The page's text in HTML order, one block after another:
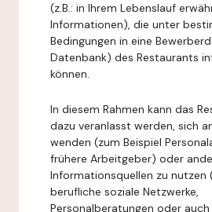
(z.B.: in Ihrem Lebenslauf
Informationen), die unter
Bedingungen in eine
Datenbank) des Restaurants
können.
In diesem Rahmen kann das
dazu veranlasst werden, sich
wenden (zum Beispiel
frühere Arbeitgeber) oder
Informationsquellen zu nutzen
berufliche soziale Netzwerke,
Personalberatungen oder